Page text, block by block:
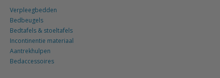
Verpleegbedden
Bedbeugels
Bedtafels & stoeltafels
Incontinentie materiaal
Aantrekhulpen
Bedaccessoires